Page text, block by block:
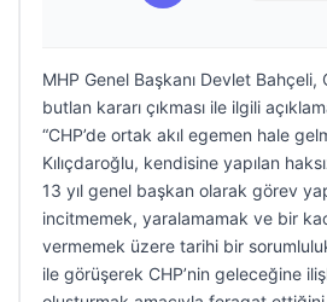
MHP Genel Başkanı Devlet Bahçeli,
butlan kararı çıkması ile ilgili
“CHP’de ortak akıl egemen hale
Kılıçdaroğlu, kendisine yapılan
13 yıl genel başkan olarak görev
incitmemek, yaralamamak ve bir
vermemek üzere tarihi bir
ile görüşerek CHP’nin geleceğine